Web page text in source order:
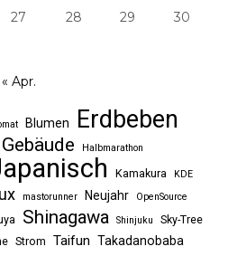
27 28 29 30
« Apr.
Blumen Erdbeben
Gebäude Halbmarathon
Kamakura KDE
mastorunner Neujahr
OpenSource
Shinagawa Shinjuku Sky-Tree
Strom Taifun Takadanobaba